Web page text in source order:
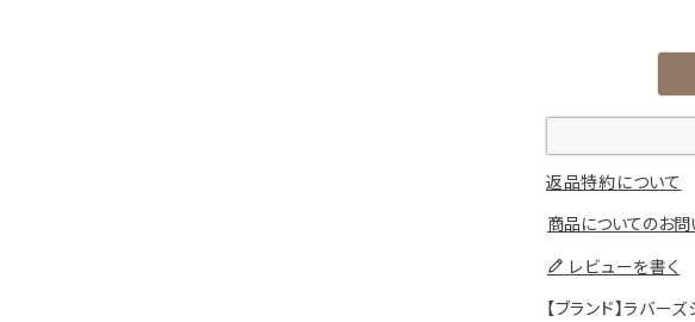
返品特約について
商品についてのお
レビューを書く
【ブランド】ラバー